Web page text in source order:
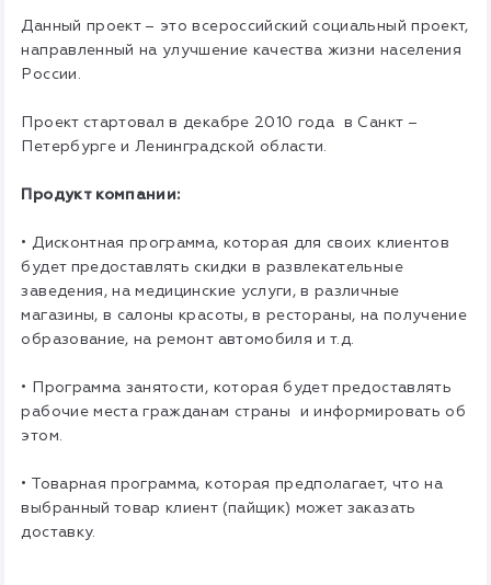
Данный проект – это всероссийский социальный проект,
направленный на улучшение качества жизни населения
России.
Проект стартовал в декабре 2010 года в Санкт –
Петербурге и Ленинградской области.
Продукт компании:
• Дисконтная программа, которая для своих клиентов
будет предоставлять скидки в развлекательные
заведения, на медицинские услуги, в различные
магазины, в салоны красоты, в рестораны, на получение
образование, на ремонт автомобиля и т.д.
• Программа занятости, которая будет предоставлять
рабочие места гражданам страны и информировать об
этом.
• Товарная программа, которая предполагает, что на
выбранный товар клиент (пайщик) может заказать
доставку.